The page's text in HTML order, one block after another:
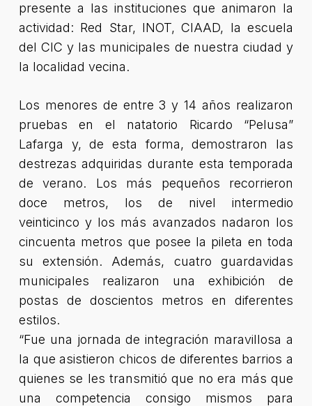
presente a las instituciones que animaron la
actividad: Red Star, INOT, CIAAD, la escuela
del CIC y las municipales de nuestra ciudad y
la localidad vecina.
Los menores de entre 3 y 14 años realizaron
pruebas en el natatorio Ricardo “Pelusa”
Lafarga y, de esta forma, demostraron las
destrezas adquiridas durante esta temporada
de verano. Los más pequeños recorrieron
doce metros, los de nivel intermedio
veinticinco y los más avanzados nadaron los
cincuenta metros que posee la pileta en toda
su extensión. Además, cuatro guardavidas
municipales realizaron una exhibición de
postas de doscientos metros en diferentes
estilos.
“Fue una jornada de integración maravillosa a
la que asistieron chicos de diferentes barrios a
quienes se les transmitió que no era más que
una competencia consigo mismos para